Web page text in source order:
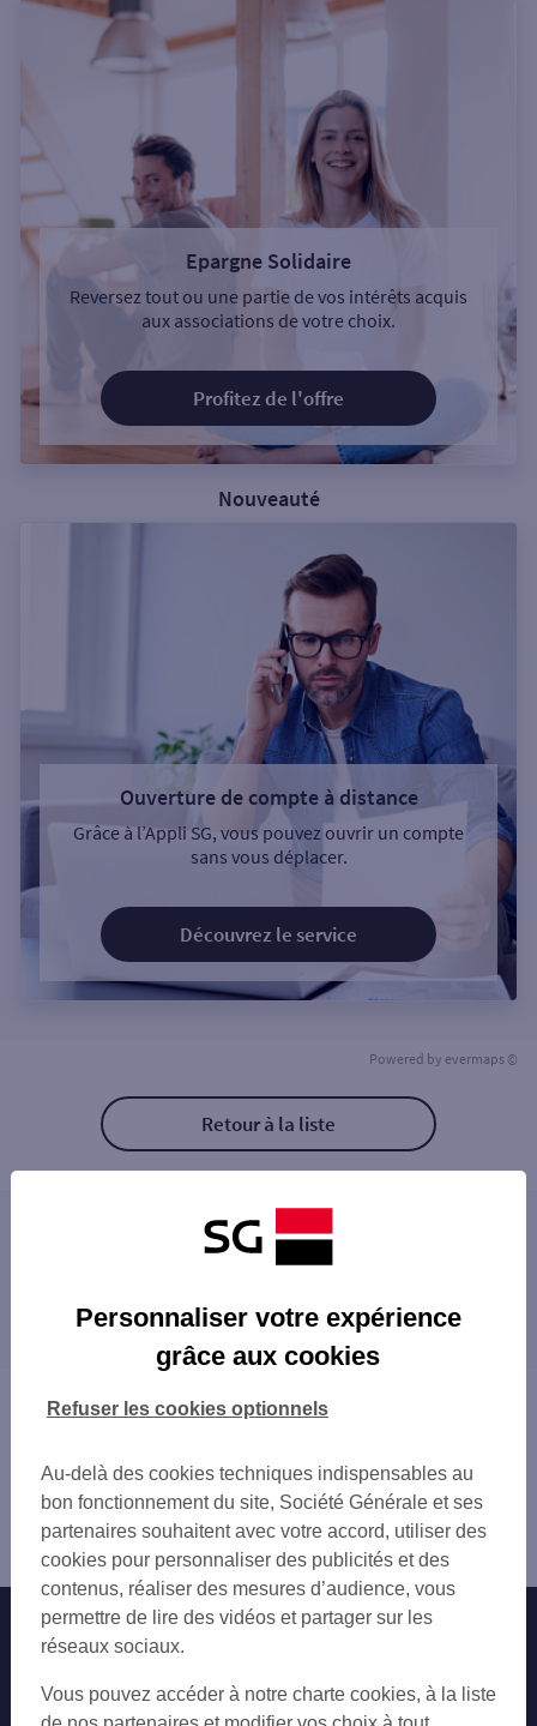
Epargne Solidaire
Reversez tout ou une partie de vos intérêts acquis
aux associations de votre choix.
Profitez de l'offre
Nouveauté
Ouverture de compte à distance
Grâce à l’Appli SG, vous pouvez ouvrir un compte
sans vous déplacer.
Découvrez le service
Powered by evermaps ©
Retour à la liste
Les distributeurs/automates à proximité
PONTAULT COMBAULT 147 AV DE LA REPU
PONTAULT COMBAULT 46 AV CHARLES ROU
PONTAULT COMBAULT 1 RUE DE LA NOYER
ROISSY EN BRIE
ROISSY EN BRIE
LOGNES
LOGNES IMM LE RDPT 1 RUE LOUIS DE C
NOISY GRAND RICHARDET
CHAMPS MC DESCARTES
LEROY MERLIN COLLEGIE
CHENNEVIERES S MARNE
VILLIERS S MARNE
proximité
LE PLESSIS-TRÉVISE
ROISSY-EN-BRIE
CHENNEVIÈRES-SUR-MARNE
ORMESSON-SUR-MARNE
NOISIEL
CHAMPS-SUR-MARNE
VILLIERS-SUR-MARNE
TORCY
OZOIR-LA-FERRIÈRE
SUCY-EN-BRIE
Vous êtes ici : Accueil
Pontault Combault
Distributeur/automate PONTAULT COMBAULT
Nos engagements Nous contacter
Autres sites SG
Professionnels
Personnaliser votre expérience
grâce aux cookies
Au-delà des cookies techniques indispensables au
bon fonctionnement du site, Société Générale et ses
partenaires souhaitent avec votre accord, utiliser des
cookies pour personnaliser des publicités et des
contenus, réaliser des mesures d’audience, vous
permettre de lire des vidéos et partager sur les
réseaux sociaux.
Vous pouvez accéder à notre charte cookies, à la liste
Refuser les cookies optionnels